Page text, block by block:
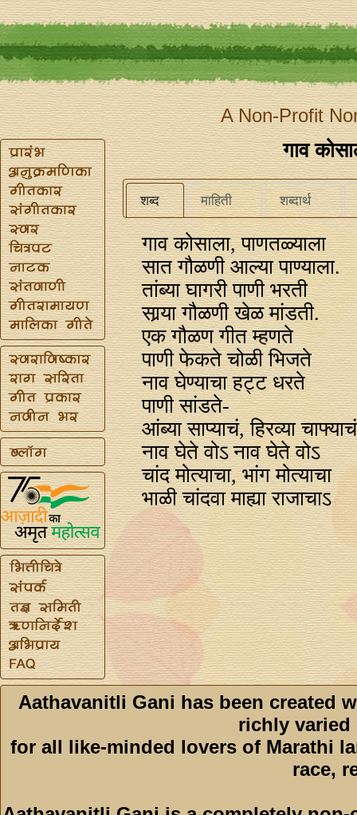
A Non-Profit
गाव
शब्द माहिती शब्दार्थ
गाव कोसाला, पाणतळ्याला
सात गौळणी आल्या पाण्याला.
तांब्या घागरी पाणी भरती
सार्‍या गौळणी खेळ मांडती.
एक गौळण गीत म्हणते
पाणी फेकते चोळी भिजते
नाव घेण्याचा हट्ट धरते
पाणी सांडते-
आंब्या साप्याचं, हिरव्या चाफ्याचं
नाव घेते वोऽ नाव घेते वोऽ
चांद मोत्याचा, भांग मोत्याचा
भाळी चांदवा माह्या राजाचाऽ
Aathavanitli Gani has been created
richly varied
for all like-minded lovers of Marathi
race,